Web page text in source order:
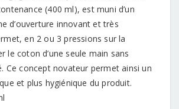
(400 ml), est muni d’un
d’ouverture innovant et très
en 2 ou 3 pressions sur la
le coton d’une seule main sans
Ce concept novateur permet ainsi un
et plus hygiénique du produit.